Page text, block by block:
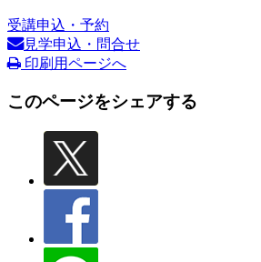
受講申込・予約
見学申込・問合せ
印刷用ページへ
このページをシェアする